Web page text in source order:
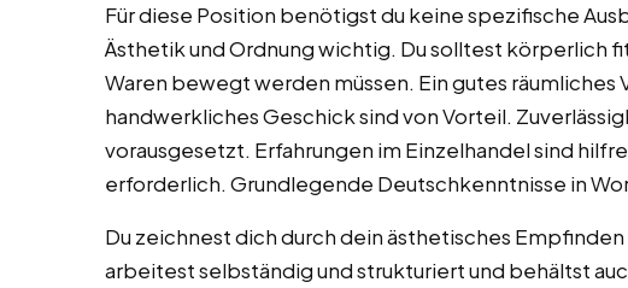
Für diese Position benötigst du keine spezifische
Ästhetik und Ordnung wichtig. Du solltest körperlich
Waren bewegt werden müssen. Ein gutes räumliches
handwerkliches Geschick sind von Vorteil.
vorausgesetzt. Erfahrungen im Einzelhandel sind
erforderlich. Grundlegende Deutschkenntnisse in
Du zeichnest dich durch dein ästhetisches Empfinden
arbeitest selbständig und strukturiert und behältst